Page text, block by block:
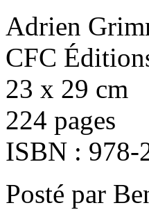
Adrien
CFC
23 x 29 cm
224 pages
ISBN : 978-
Posté par